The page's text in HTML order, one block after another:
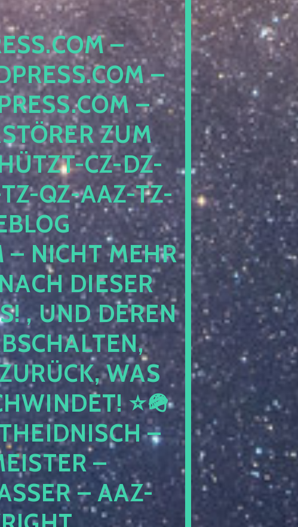
– DA
– LO
– AA
ZUM SC
CZ-DZ-ZZ-
AAZ-TZ-HZ-
PEN
MEHR BET
DIESER NAC
DEREN KIN
EHE
WAS AUS
⭐🪖 ⭐🪖
– NIC
– GRAN
– AAZ-AWZ-